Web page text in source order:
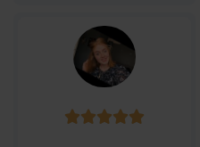
